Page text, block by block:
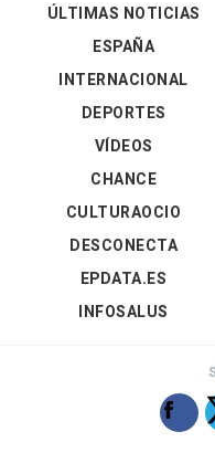
ÚLTIMAS NOTICIAS
ESPAÑA
INTERNACIONAL
DEPORTES
VÍDEOS
CHANCE
CULTURAOCIO
DESCONECTA
EPDATA.ES
INFOSALUS